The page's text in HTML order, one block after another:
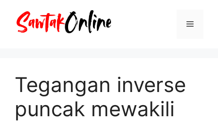
Menu
Tegangan inverse
puncak mewakili